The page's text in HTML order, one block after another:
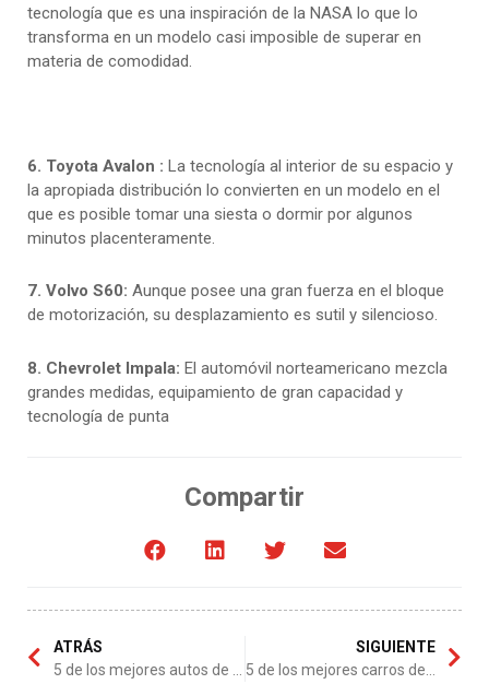
tecnología que es una inspiración de la NASA lo que lo
transforma en un modelo casi imposible de superar en
materia de comodidad.
6. Toyota Avalon : La tecnología al interior de su espacio y
la apropiada distribución lo convierten en un modelo en el
que es posible tomar una siesta o dormir por algunos
minutos placenteramente.
7. Volvo S60: Aunque posee una gran fuerza en el bloque
de motorización, su desplazamiento es sutil y silencioso.
8. Chevrolet Impala: El automóvil norteamericano mezcla
grandes medidas, equipamiento de gran capacidad y
tecnología de punta
Compartir
ATRÁS
SIGUIENTE